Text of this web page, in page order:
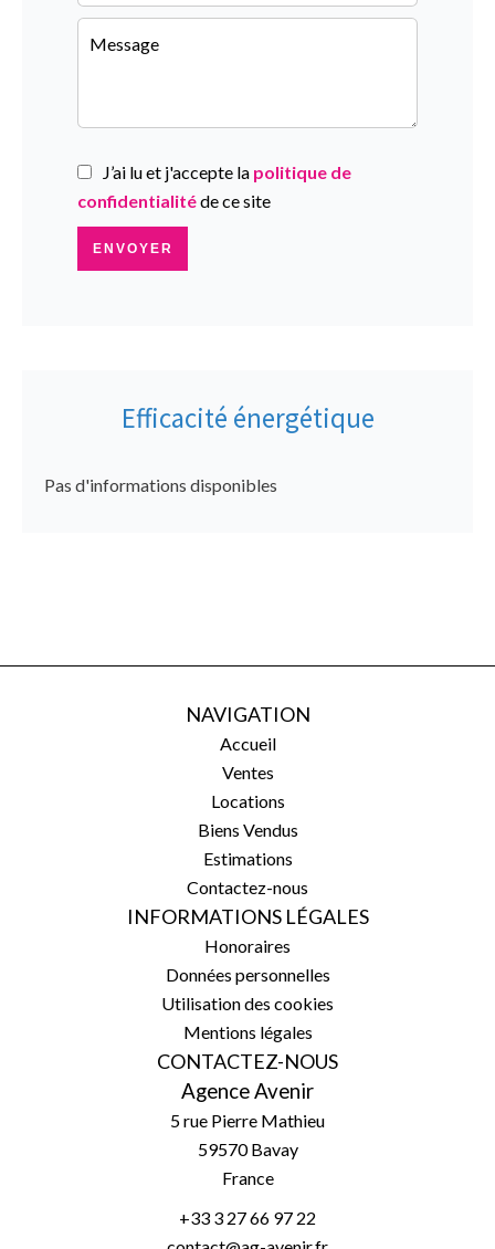
J’ai lu et j'accepte la politique de
confidentialitéde ce site
ENVOYER
Efficacité énergétique
Pas d'informations disponibles
NAVIGATION
Accueil
Ventes
Locations
Biens Vendus
Estimations
Contactez-nous
INFORMATIONS LÉGALES
Honoraires
Données personnelles
Utilisation des cookies
Mentions légales
CONTACTEZ-NOUS
Agence Avenir
5 rue Pierre Mathieu
59570Bavay
France
+33 3 27 66 97 22